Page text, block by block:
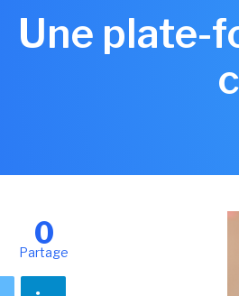
Une plate-
0
Partage